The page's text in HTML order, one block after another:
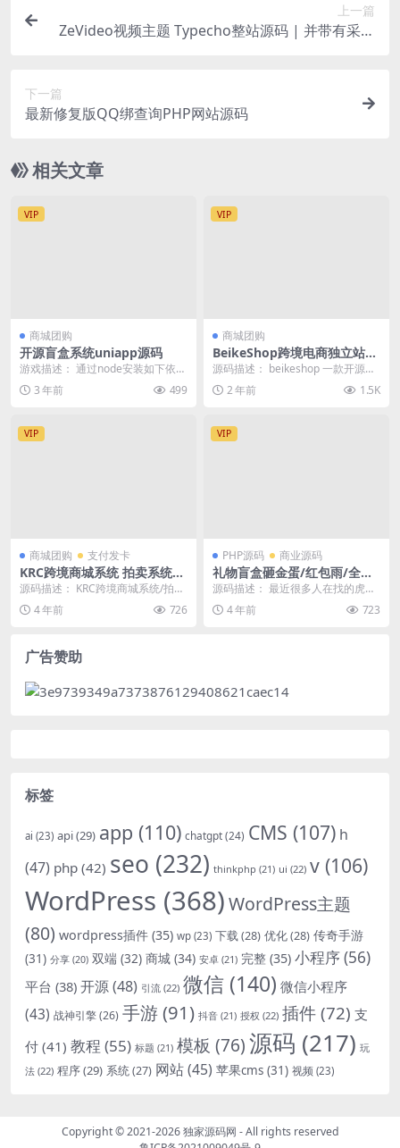
上一篇
ZeVideo视频主题 Typecho整站源码 | 并带有采集
下一篇
最新修复版QQ绑查询PHP网站源码
相关文章
VIP
商城团购
开源盲盒系统uniapp源码
游戏描述： 通过node安装如下依
赖，即可查看效果： npm install
u... 3 年前 499
VIP
商城团购
BeikeShop跨境电商独立站系
统V1.5.4免授权全开源版
源码描述： beikeshop 一款开源好
用的跨境电商系统，BeikeShop ...
2 年前 1.5K
VIP
商城团购 支付发卡
KRC跨境商城系统 拍卖系统
竞拍系统 高端商城 虚拟币支
付源码
源码描述： KRC跨境商城系统/拍卖
系统/竞拍系统/高端商城/虚拟币支
付源码下载...
4 年前 726
VIP
PHP源码 商业源码
礼物盲盒砸金蛋/红包雨/全修
复版本/自带积分商城支付及登
陆均已对接/带视频搭建教程
源码描述： 最近很多人在找的虎年
砸金蛋的源码，和礼物盲盒差不
多，改成了砸金蛋的模...
4 年前 723
广告赞助
标签
ai (23) api(29) app (110) chatgpt(24) CMS (107) h
(47) php (42) seo (232) thinkphp (21) ui (22) v (106)
WordPress (368)WordPress主题
(80) wordpress插件 (35) wp (23) 下载(28) 优化(28) 传奇手游
(31) 分享 (20) 双端 (32) 商城 (34) 安卓 (21) 完整 (35) 小程序(56)
平台 (38) 开源(48) 引流 (22) 微信 (140) 微信小程序
(43) 战神引擎(26) 手游(91) 抖音 (21) 授权 (22) 插件 (72) 支
付 (41) 教程 (55) 标题 (21) 模板 (76)源码 (217) 玩
法 (22) 程序(29) 系统(27) 网站(45) 苹果cms (31) 视频 (23)
Copyright © 2021-2026独家源码网 - All rights reserved